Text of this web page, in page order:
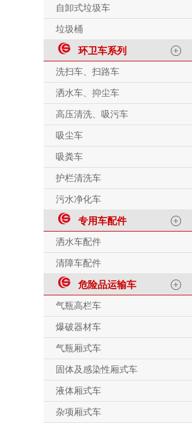
自卸式垃圾车
垃圾桶
环卫车系列
洗扫车、扫路车
洒水车、抑尘车
高压清洗、吸污车
吸尘车
吸粪车
护栏清洗车
污水净化车
专用车配件
洒水车配件
清障车配件
危险品运输车
气瓶高栏车
爆破器材车
气瓶厢式车
固体及感染性厢式车
液体厢式车
杂项厢式车